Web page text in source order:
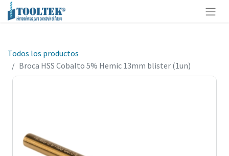
Todos los productos
Broca HSS Cobalto 5% Hemic 13mm blister (1un)